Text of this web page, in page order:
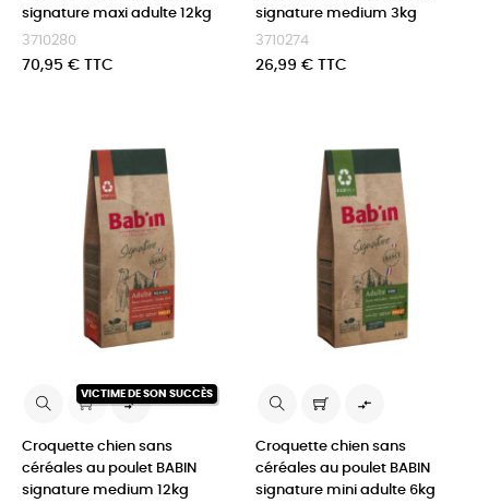
signature maxi adulte 12kg
3710280
Prix
70,95 € TTC
signature medium 3kg
3710274
Prix
26,99 € TTC
VICTIME DE SON SUCCÈS

Croquette chien sans
céréales au poulet BABIN
signature medium 12kg

Croquette chien sans
céréales au poulet BABIN
signature mini adulte 6kg